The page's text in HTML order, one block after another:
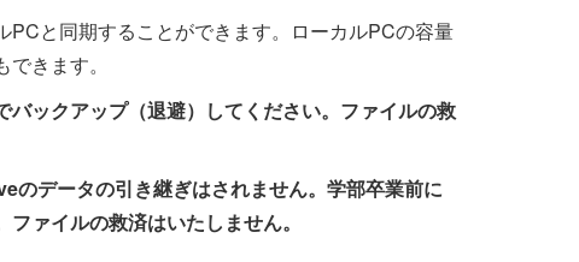
と同期することができます。ローカルPCの容量
きます。
ックアップ（退避）してください。ファイルの救
のデータの引き継ぎはされません。学部卒業前に
ァイルの救済はいたしません。